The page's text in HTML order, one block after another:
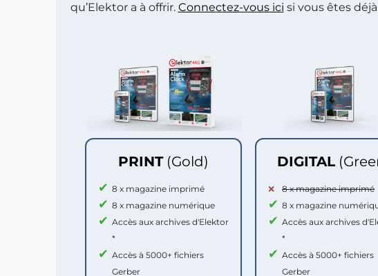
qu’Elektor a à offrir. Connectez-vous ici si vous êtes
PRINT (Gold)
8 x magazine imprimé
8 x magazine numérique
Accès aux archives d'Elektor
*
Accès à 5000+ fichiers
Gerber
DIGITAL
8 x magazine imprimé
8 x magazine
Accès aux archives
*
Accès à 5000+ fichiers
Gerber